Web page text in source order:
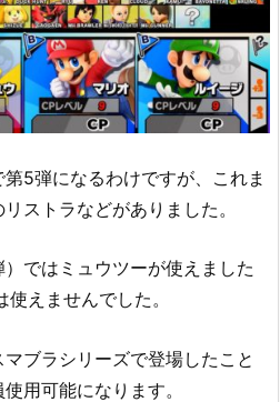
5弾になるわけですが、これま
ストラなどがありました。
ではミュウツーが使えました
えませんでした。
ブラシリーズで登場したこと
用可能になります。